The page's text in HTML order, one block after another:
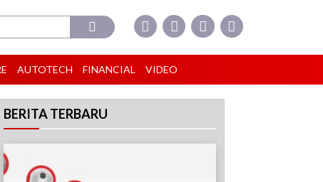
AUTOTECH FINANCIAL VIDEO
BERITA TERBARU